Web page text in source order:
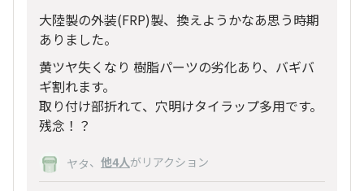
大陸製の外装(FRP)製、換えようかなあ思う時期
ありました。
黄ツヤ失くなり 樹脂パーツの劣化あり、バギバ
ギ割れます。
取り付け部折れて、穴明けタイラップ多用です。
残念！？
ヤタ、 他4人がリアクション